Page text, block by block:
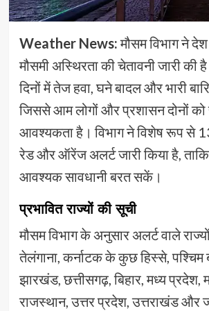
Weather News:मौसम विभाग ने
मौसमी अस्थिरता की चेतावनी जारी
दिनों में तेज हवा, घने बादल और भारी
जिससे आम लोगों और प्रशासन दोनों को
आवश्यकता है। विभाग ने विशेष रूप से
रेड और ऑरेंज अलर्ट जारी किया है,
आवश्यक सावधानी बरत सकें।
प्रभावित राज्यों की सूची
मौसम विभाग के अनुसार अलर्ट वाले
तेलंगाना, कर्नाटक के कुछ हिस्से, पश्चिम
झारखंड, छत्तीसगढ़, बिहार, मध्य प्रदेश,
राजस्थान, उत्तर प्रदेश, उत्तराखंड और